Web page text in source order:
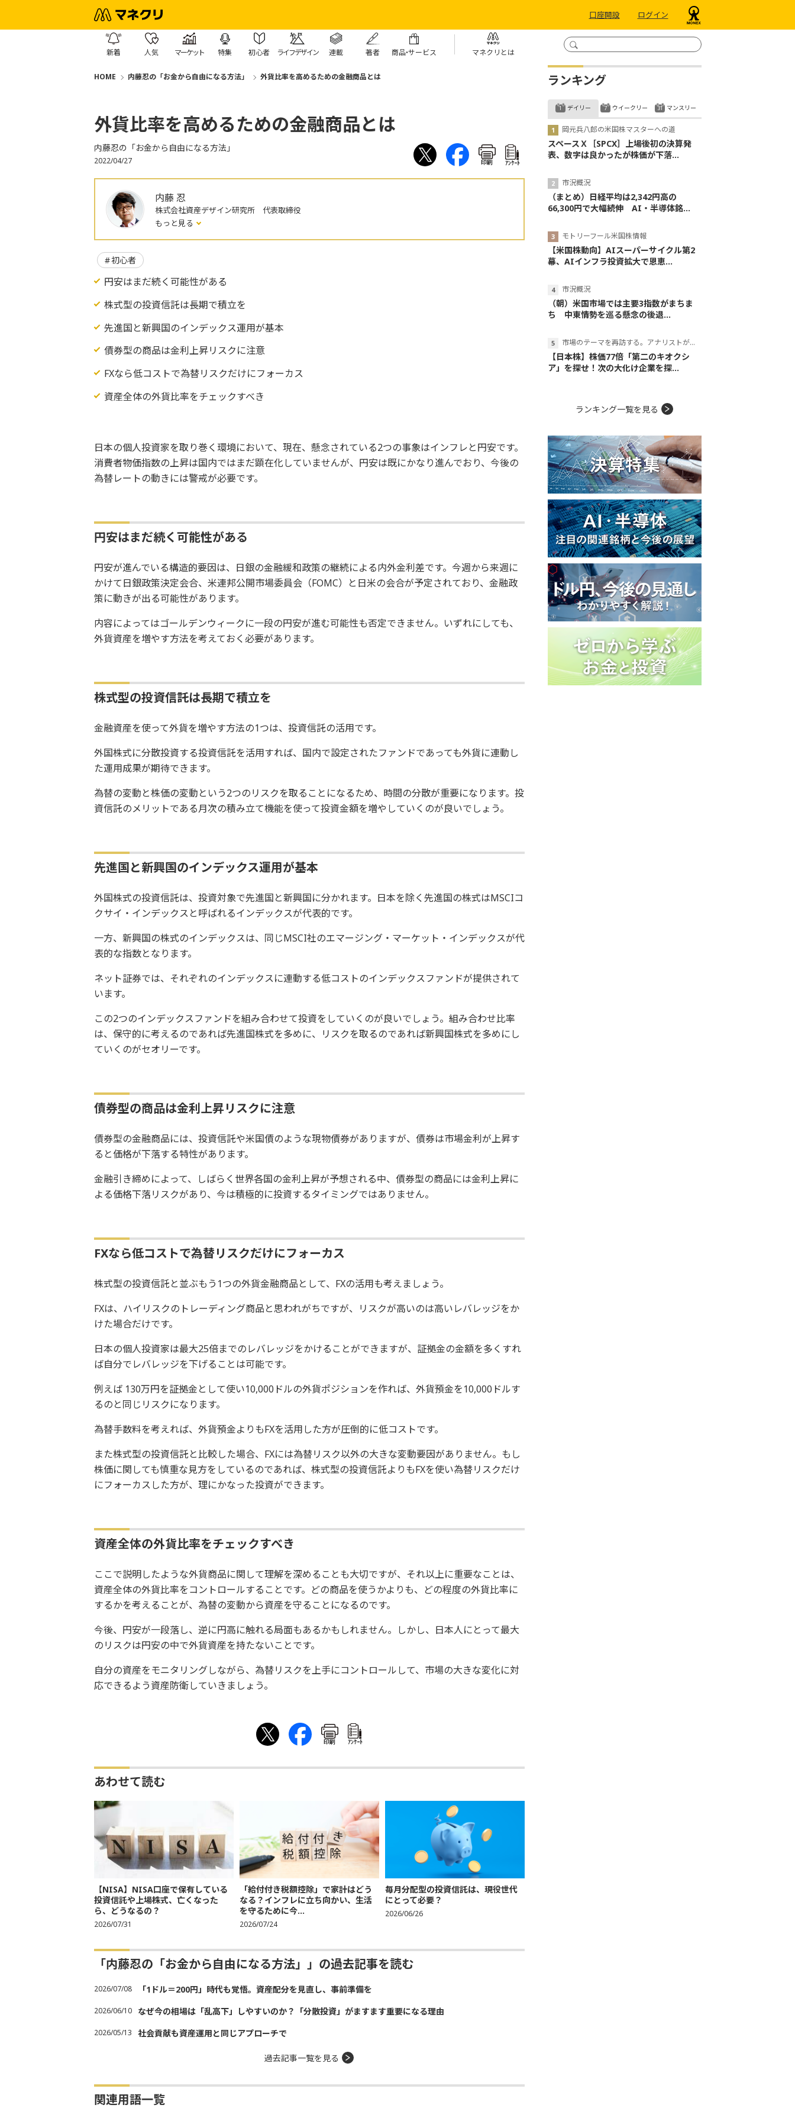
口座開設 ログイン
新着 人気 マーケット 特集 初心者 ライフデザイン 連載 著者 商品・サービス マネクリとは
HOME 内藤忍の「お金から自由になる方法」 外貨比率を高めるための金融商品とは
外貨比率を高めるための金融商品とは
内藤忍の「お金から自由になる方法」
2022/04/27 印刷 ｱﾝｹｰﾄ
内藤 忍
株式会社資産デザイン研究所 代表取締役
もっと見る
初心者
円安はまだ続く可能性がある
株式型の投資信託は長期で積立を
先進国と新興国のインデックス運用が基本
債券型の商品は金利上昇リスクに注意
FXなら低コストで為替リスクだけにフォーカス
資産全体の外貨比率をチェックすべき
日本の個人投資家を取り巻く環境において、現在、懸念されている2つの事象はインフレと円安です。
消費者物価指数の上昇は国内ではまだ顕在化していませんが、円安は既にかなり進んでおり、今後の
為替レートの動きには警戒が必要です。
円安はまだ続く可能性がある
円安が進んでいる構造的要因は、日銀の金融緩和政策の継続による内外金利差です。今週から来週に
かけて日銀政策決定会合、米連邦公開市場委員会（FOMC）と日米の会合が予定されており、金融政
策に動きが出る可能性があります。
内容によってはゴールデンウィークに一段の円安が進む可能性も否定できません。いずれにしても、
外貨資産を増やす方法を考えておく必要があります。
株式型の投資信託は長期で積立を
金融資産を使って外貨を増やす方法の1つは、投資信託の活用です。
外国株式に分散投資する投資信託を活用すれば、国内で設定されたファンドであっても外貨に連動し
た運用成果が期待できます。
為替の変動と株価の変動という2つのリスクを取ることになるため、時間の分散が重要になります。投
資信託のメリットである月次の積み立て機能を使って投資金額を増やしていくのが良いでしょう。
先進国と新興国のインデックス運用が基本
外国株式の投資信託は、投資対象で先進国と新興国に分かれます。日本を除く先進国の株式はMSCIコ
クサイ・インデックスと呼ばれるインデックスが代表的です。
一方、新興国の株式のインデックスは、同じMSCI社のエマージング・マーケット・インデックスが代
表的な指数となります。
ネット証券では、それぞれのインデックスに連動する低コストのインデックスファンドが提供されて
います。
この2つのインデックスファンドを組み合わせて投資をしていくのが良いでしょう。組み合わせ比率
は、保守的に考えるのであれば先進国株式を多めに、リスクを取るのであれば新興国株式を多めにし
ていくのがセオリーです。
債券型の商品は金利上昇リスクに注意
債券型の金融商品には、投資信託や米国債のような現物債券がありますが、債券は市場金利が上昇す
ると価格が下落する特性があります。
金融引き締めによって、しばらく世界各国の金利上昇が予想される中、債券型の商品には金利上昇に
よる価格下落リスクがあり、今は積極的に投資するタイミングではありません。
FXなら低コストで為替リスクだけにフォーカス
株式型の投資信託と並ぶもう1つの外貨金融商品として、FXの活用も考えましょう。
FXは、ハイリスクのトレーディング商品と思われがちですが、リスクが高いのは高いレバレッジをか
けた場合だけです。
日本の個人投資家は最大25倍までのレバレッジをかけることができますが、証拠金の金額を多くすれ
ば自分でレバレッジを下げることは可能です。
例えば 130万円を証拠金として使い10,000ドルの外貨ポジションを作れば、外貨預金を10,000ドルす
るのと同じリスクになります。
為替手数料を考えれば、外貨預金よりもFXを活用した方が圧倒的に低コストです。
また株式型の投資信託と比較した場合、FXには為替リスク以外の大きな変動要因がありません。もし
株価に関しても慎重な見方をしているのであれば、株式型の投資信託よりもFXを使い為替リスクだけ
にフォーカスした方が、理にかなった投資ができます。
資産全体の外貨比率をチェックすべき
ここで説明したような外貨商品に関して理解を深めることも大切ですが、それ以上に重要なことは、
資産全体の外貨比率をコントロールすることです。どの商品を使うかよりも、どの程度の外貨比率に
するかを考えることが、為替の変動から資産を守ることになるのです。
今後、円安が一段落し、逆に円高に触れる局面もあるかもしれません。しかし、日本人にとって最大
のリスクは円安の中で外貨資産を持たないことです。
自分の資産をモニタリングしながら、為替リスクを上手にコントロールして、市場の大きな変化に対
応できるよう資産防衛していきましょう。
印刷 ｱﾝｹｰﾄ
あわせて読む
【NISA】NISA口座で保有している
投資信託や上場株式、亡くなった
ら、どうなるの？
2026/07/31
「給付付き税額控除」で家計はどう
なる？インフレに立ち向かい、生活
を守るために今...
2026/07/24
毎月分配型の投資信託は、現役世代
にとって必要？
2026/06/26
「内藤忍の「お金から自由になる方法」」の過去記事を読む
2026/07/08 「1ドル＝200円」時代も覚悟。資産配分を見直し、事前準備を
2026/06/10 なぜ今の相場は「乱高下」しやすいのか？「分散投資」がますます重要になる理由
2026/05/13 社会貢献も資産運用と同じアプローチで
過去記事一覧を見る
関連用語一覧
ランキング
デイリー
岡元兵八郎の米国株マスターへの道
スペースＸ［SPCX］上場後初の決算発
表、数字は良かったが株価が下落...
市況概況
（まとめ）日経平均は2,342円高の
66,300円で大幅続伸 AI・半導体銘...
モトリーフール米国株情報
【米国株動向】AIスーパーサイクル第2
幕、AIインフラ投資拡大で恩恵...
市況概況
（朝）米国市場では主要3指数がまちま
ち 中東情勢を巡る懸念の後退...
市場のテーマを再訪する。アナリストが読み解くテーマの本質
【日本株】株価77倍「第二のキオクシ
ア」を探せ！次の大化け企業を探...
ウイークリー マンスリー
ランキング一覧を見る